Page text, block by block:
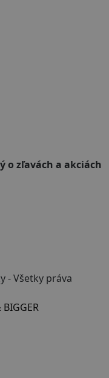
o zľavách a akciách
- Všetky práva